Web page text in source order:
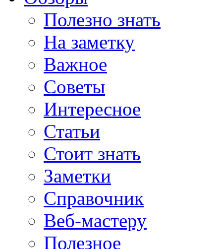
Полезно знать
На заметку
Важное
Советы
Интересное
Статьи
Стоит знать
Заметки
Справочник
Веб-мастеру
Полезное